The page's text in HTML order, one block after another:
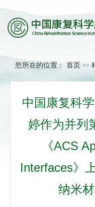
您所在的位置： 首页 >>
中国康复科
婷作为并列
《ACS
Interfaces》
纳米